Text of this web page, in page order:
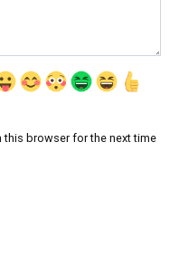
this browser for the next time